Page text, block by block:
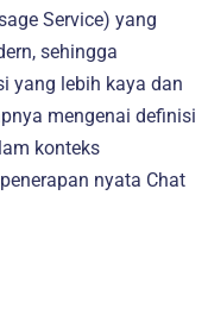
Service) yang
sehingga
yang lebih kaya dan
mengenai definisi
konteks
nyata Chat